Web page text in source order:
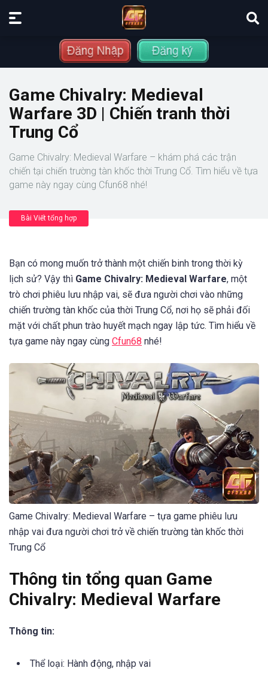
Game Chivalry: Medieval
Warfare 3D | Chiến tranh thời
Trung Cổ
Game Chivalry: Medieval Warfare – khám phá các trận
chiến tại chiến trường tàn khốc thời Trung Cổ. Tìm hiểu về tựa
game này ngay cùng Cfun68 nhé!
Bài Viết tổng hợp
Bạn có mong muốn trở thành một chiến binh trong thời kỳ
lịch sử? Vậy thì Game Chivalry: Medieval Warfare, một
trò chơi phiêu lưu nhập vai, sẽ đưa người chơi vào những
chiến trường tàn khốc của thời Trung Cổ, nơi họ sẽ phải đối
mặt với chất phun trào huyết mạch ngay lập tức. Tìm hiểu về
tựa game này ngay cùng Cfun68 nhé!
Game Chivalry: Medieval Warfare – tựa game phiêu lưu
nhập vai đưa người chơi trở về chiến trường tàn khốc thời
Trung Cổ
Thông tin tổng quan Game
Chivalry: Medieval Warfare
Thông tin:
Thể loại: Hành động, nhập vai